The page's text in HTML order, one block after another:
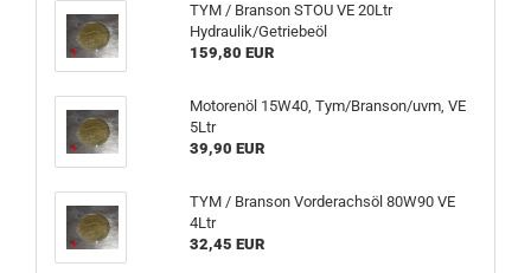
TYM / Branson STOU VE 20Ltr
Hydraulik/Getriebeöl
159,80 EUR
Motorenöl 15W40, Tym/Branson/uvm, VE
5Ltr
39,90 EUR
TYM / Branson Vorderachsöl 80W90 VE
4Ltr
32,45 EUR